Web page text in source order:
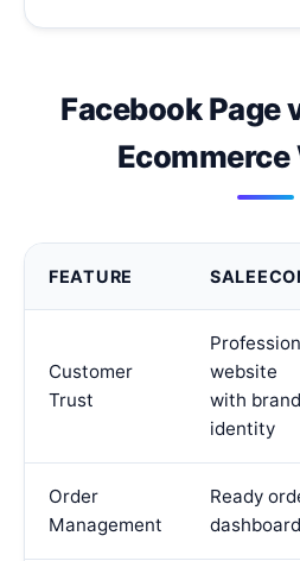
Facebook Page
Ecommerce
FEATURE
Customer
Trust
website
with brand
identity
Order
Management
Ready
dashboard